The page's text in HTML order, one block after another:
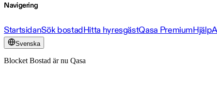
Navigering
StartsidanSök bostadHitta hyresgästQasa PremiumHjälp
Svenska
Blocket Bostad är nu Qasa